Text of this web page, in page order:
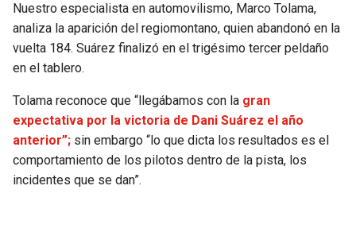
COLTS
JAGUARS
COWBOYS
GIANTS
MAGIC
WIZARDS
CLIPPERS
LAKERS
Nuestro especialista en automovilismo, Marco Tolama,
analiza la aparición del regiomontano, quien abandonó en la
vuelta 184. Suárez finalizó en el trigésimo tercer peldaño
en el tablero.
Tolama reconoce que “llegábamos con la gran
expectativa por la victoria de Dani Suárez el año
anterior”; sin embargo “lo que dicta los resultados es el
comportamiento de los pilotos dentro de la pista, los
incidentes que se dan”.